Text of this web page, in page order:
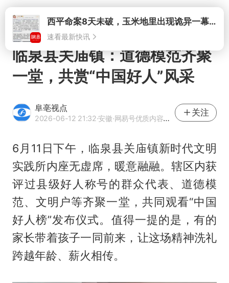
打开西平命案8天未破，玉米地里出现诡异一幕，我突然想起了欧金中
速看最新快讯
临泉县关庙镇：道德模范齐聚
一堂，共赏“中国好人”风采
阜亳视点
2026-06-12 21:32·安徽·网易号优质内容创作者
关注
6月11日下午，临泉县关庙镇新时代文明
实践所内座无虚席，暖意融融。辖区内获
评过县级好人称号的群众代表、道德模
范、文明户等齐聚一堂，共同观看“中国
好人榜”发布仪式。值得一提的是，有的
家长带着孩子一同前来，让这场精神洗礼
跨越年龄、薪火相传。